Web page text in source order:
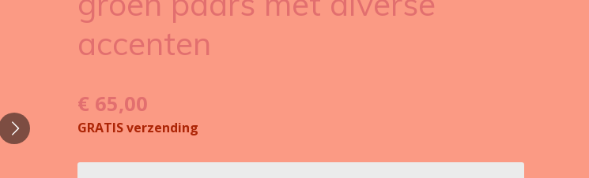
accenten
€ 65,00
GRATIS verzending